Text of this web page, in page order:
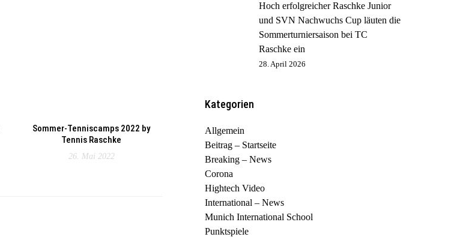
Sommer-Tenniscamps 2022 by
Tennis Raschke
26. Mai 2022
Hoch erfolgreicher Raschke Junior
und SVN Nachwuchs Cup läuten die
Sommerturniersaison bei TC
Raschke ein
28. April 2026
Kategorien
Allgemein
Beitrag – Startseite
Breaking – News
Corona
Hightech Video
International – News
Munich International School
Punktspiele